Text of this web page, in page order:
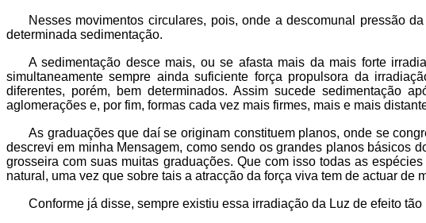
Nesses movimentos circulares, pois, onde a descomunal pressão
determinada sedimentação.
A sedimentação desce mais, ou se afasta mais da mais forte
simultaneamente sempre ainda suficiente força propulsora da
diferentes, porém, bem determinados. Assim sucede sedimentação
aglomerações e, por fim, formas cada vez mais firmes, mais e mais
As graduações que daí se originam constituem planos, onde se
descrevi em minha Mensagem, como sendo os grandes planos básicos
grosseira com suas muitas graduações. Que com isso todas as
natural, uma vez que sobre tais a atracção da força viva tem de actuar
Conforme já disse, sempre existiu essa irradiação da Luz de efeito